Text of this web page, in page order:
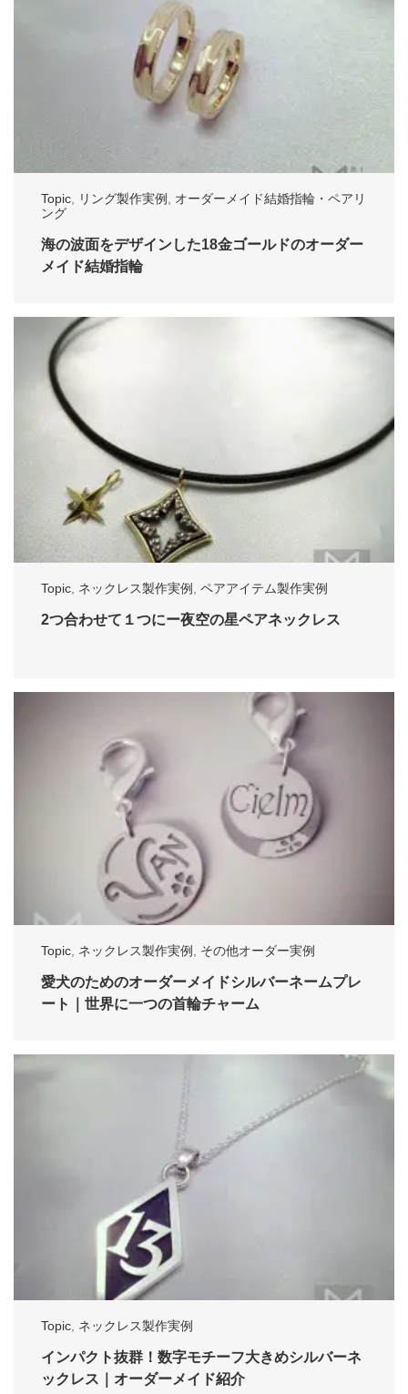
Topic, リング製作実例 , オーダーメイド結婚指輪・ペアリ
ング
海の波面をデザインした18金ゴールドのオーダー
メイド結婚指輪
Topic ネックレス製作実例 ペアアイテム製作実例
2つ合わせて１つにー夜空の星ペアネックレス
Topic ネックレス製作実例 その他オーダー実例
愛犬のためのオーダーメイドシルバーネームプレ
ート｜世界に一つの首輪チャーム
Topic ネックレス製作実例
インパクト抜群！数字モチーフ大きめシルバーネ
ックレス｜オーダーメイド紹介